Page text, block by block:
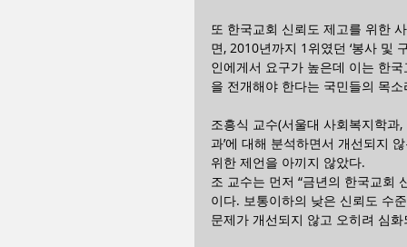
또 한국교회 신뢰도 제고를 위한
면, 2010년까지 1위였던 ‘봉사 및
인에게서 요구가 높은데 이는 한
을 전개해야 한다는 국민들의 목
조흥식 교수(서울대 사회복지학과
과’에 대해 분석하면서 개선되지
위한 제언을 아끼지 않았다.
조 교수는 먼저 “금년의 한국교회
이다. 보통이하의 낮은 신뢰도 수
문제가 개선되지 않고 오히려 심